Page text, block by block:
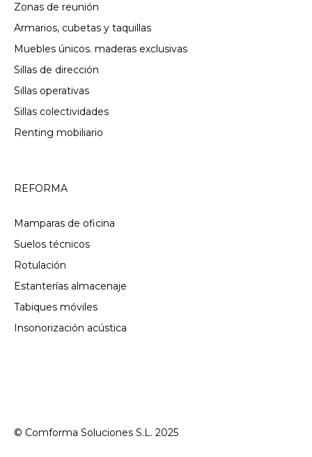
Zonas de reunión
Armarios, cubetas y taquillas
Muebles únicos. maderas exclusivas
Sillas de dirección
Sillas operativas
Sillas colectividades
Renting mobiliario
REFORMA
Mamparas de oficina
Suelos técnicos
Rotulación
Estanterías almacenaje
Tabiques móviles
Insonorización acústica
© Comforma Soluciones S.L. 2025